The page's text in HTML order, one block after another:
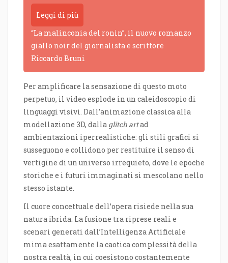
Leggi di più
“La malinconia del ronin”, il nuovo romanzo
giallo noir del giornalista e scrittore
Riccardo Bruni
Per amplificare la sensazione di questo moto
perpetuo, il video esplode in un caleidoscopio di
linguaggi visivi. Dall’animazione classica alla
modellazione 3D, dalla glitch artad
ambientazioni iperrealistiche: gli stili grafici si
susseguono e collidono per restituire il senso di
vertigine di un universo irrequieto, dove le epoche
storiche e i futuri immaginati si mescolano nello
stesso istante.
Il cuore concettuale dell’opera risiede nella sua
natura ibrida. La fusione tra riprese reali e
scenari generati dall’Intelligenza Artificiale
mima esattamente la caotica complessità della
nostra realtà, in cui coesistono costantemente